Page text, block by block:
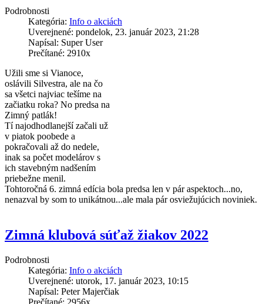
Podrobnosti
Kategória: Info o akciách
Uverejnené: pondelok, 23. január 2023, 21:28
Napísal: Super User
Prečítané: 2910x
Užili sme si Vianoce,
oslávili Silvestra, ale na čo
sa všetci najviac tešíme na
začiatku roka? No predsa na
Zimný patlák!
Tí najodhodlanejší začali už
v piatok poobede a
pokračovali až do nedele,
inak sa počet modelárov s
ich stavebným nadšením
priebežne menil.
Tohtoročná 6. zimná edícia bola predsa len v pár aspektoch...no,
nenazval by som to unikátnou...ale mala pár osviežujúcich noviniek.
Zimná klubová súťaž žiakov 2022
Podrobnosti
Kategória: Info o akciách
Uverejnené: utorok, 17. január 2023, 10:15
Napísal: Peter Majerčiak
Prečítané: 2956x